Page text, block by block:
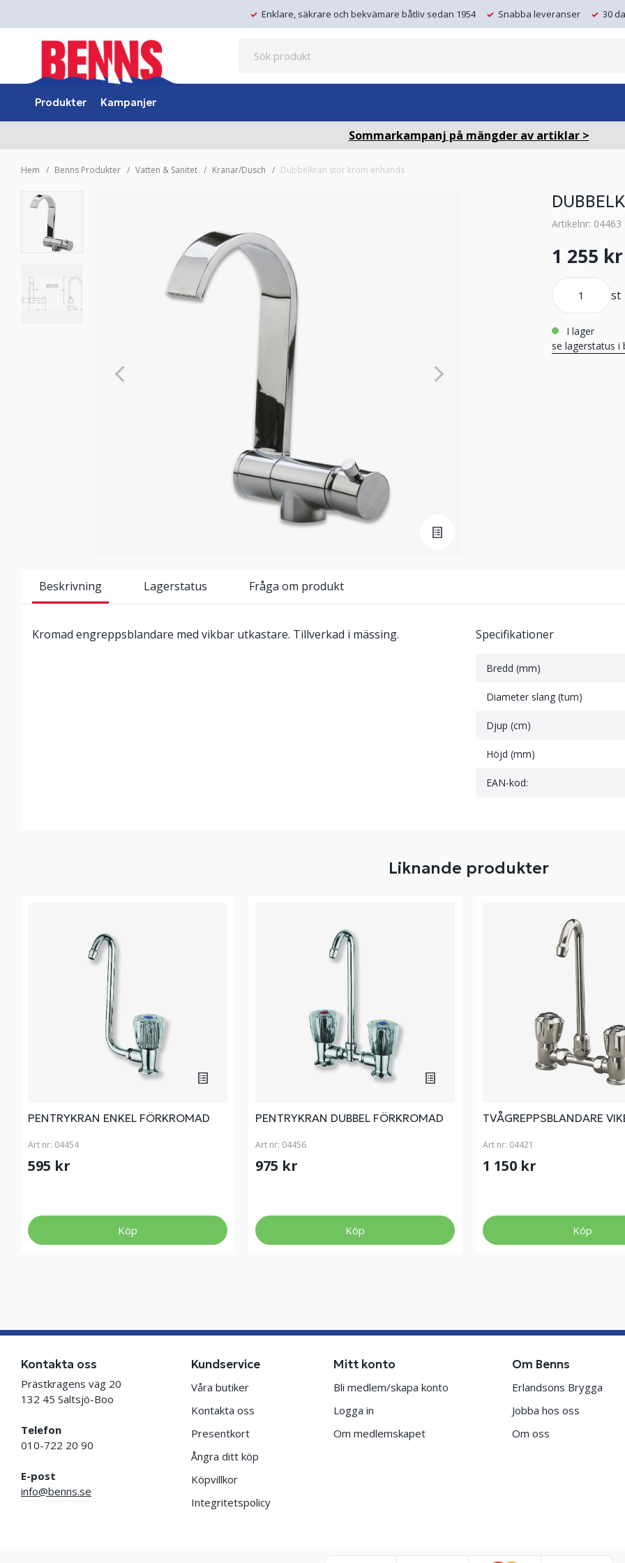
Enklare, säkrare och bekvämare båtliv sedan 1954 Snabba leveranser 30
Produkter Kampanjer
Sommarkampanj på mängder av artiklar >
Hem Benns Produkter Vatten & Sanitet Kranar/Dusch Dubbelkran stor krom enhands
Artikelnr: 04463
1 255 kr
st
i lager
se lagerstatus i
Beskrivning Lagerstatus Fråga om produkt
Kromad engreppsblandare med vikbar utkastare. Tillverkad i mässing. Specifikationer
Bredd (mm)
Diameter slang (tum)
Djup (cm)
Höjd (mm)
EAN-kod:
Liknande produkter
PENTRYKRAN ENKEL FÖRKROMAD
Art nr: 04454
595 kr
Köp
PENTRYKRAN DUBBEL FÖRKROMAD
Art nr: 04456
975 kr
Köp
TVÅGREPPSBLANDARE
Art nr: 04421
1 150 kr
Köp
Kontakta oss
Prästkragens väg 20
132 45 Saltsjö-Boo
Telefon
010-722 20 90
E-post
info@benns.se
Kundservice
Våra butiker
Kontakta oss
Presentkort
Ångra ditt köp
Köpvillkor
Integritetspolicy
Mitt konto
Bli medlem/skapa konto
Logga in
Om medlemskapet
Om Benns
Erlandsons Brygga
Jobba hos oss
Om oss